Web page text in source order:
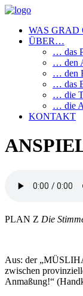
WAS GRAD
ÜBER…
… das
… den
… den
… das
… die
… die
KONTAKT
PLAN Z Die
Aus: der
zwischen
Anmaßung!“